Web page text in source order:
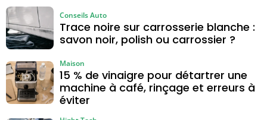
Trace noire sur carrosserie blanche :
savon noir, polish ou carrossier ?
Conseils Auto
15 % de vinaigre pour détartrer une
machine à café, rinçage et erreurs à
éviter
Maison